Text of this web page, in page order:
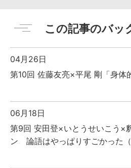
この記事のバッ
04月26日
第10回 佐藤友亮×平尾 剛「身体
06月18日
第9回 安田登×いとうせいこう×
ン 論語はやっぱりすごかった（